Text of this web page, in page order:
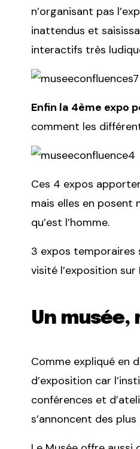
n’organisant pas
inattendus et
interactifs très
Enfin la 4ème expo
comment les
Ces 4 expos
mais elles en posent
qu’est l’homme.
3 expos temporaires
visité l’exposition
Un musée,
Comme expliqué en
d’exposition car
conférences et
s’annoncent des